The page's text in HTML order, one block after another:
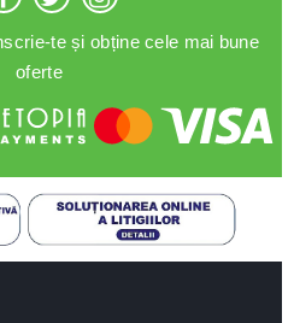
te și obține cele mai bune
oferte